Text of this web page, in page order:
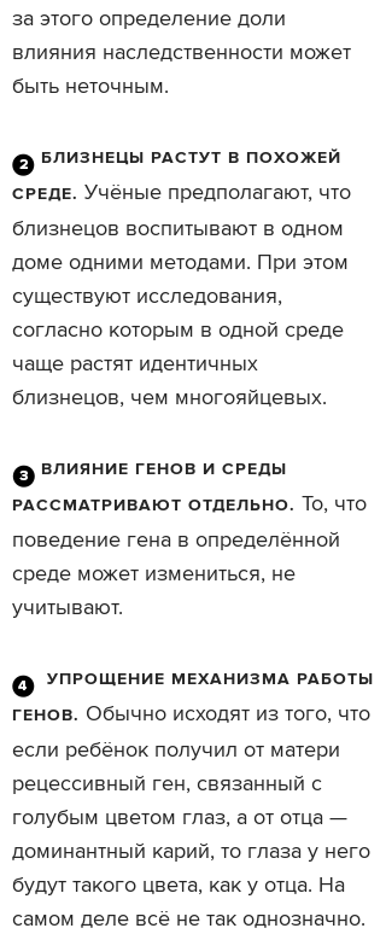
за этого определение доли
влияния наследственности может
быть неточным.
БЛИЗНЕЦЫ РАСТУТ В ПОХОЖЕЙ
СРЕДЕ. Учёные предполагают, что
близнецов воспитывают в одном
доме одними методами. При этом
существуют исследования,
согласно которым в одной среде
чаще растят идентичных
близнецов, чем многояйцевых.
ВЛИЯНИЕ ГЕНОВ И СРЕДЫ
РАССМАТРИВАЮТ ОТДЕЛЬНО. То, что
поведение гена в определённой
среде может измениться, не
учитывают.
УПРОЩЕНИЕ МЕХАНИЗМА РАБОТЫ
ГЕНОВ. Обычно исходят из того, что
если ребёнок получил от матери
рецессивный ген, связанный с
голубым цветом глаз, а от отца —
доминантный карий, то глаза у него
будут такого цвета, как у отца. На
самом деле всё не так однозначно.